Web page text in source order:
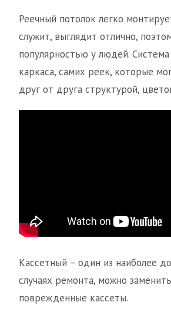
Реечный потолок легко
служит, выглядит отлично,
популярностью у людей. Система
каркаса, самих реек, которые
друг от друга структурой,
Кассетный – один из наиболее
случаях ремонта, можно
поврежденные кассеты.